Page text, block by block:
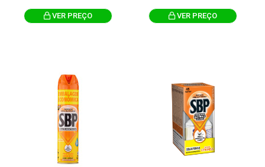
VER PREÇO VER PREÇO